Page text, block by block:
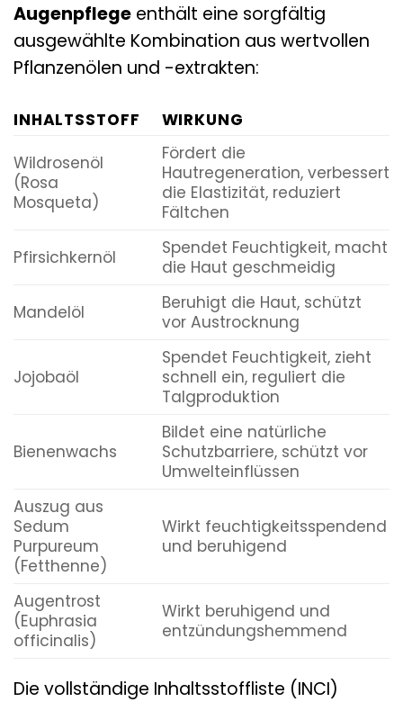
Augenpflege enthält eine sorgfältig
ausgewählte Kombination aus wertvollen
Pflanzenölen und -extrakten:
INHALTSSTOFF
WIRKUNG
Wildrosenöl
(Rosa
Mosqueta)
Fördert die
Hautregeneration, verbessert
die Elastizität, reduziert
Fältchen
Pfirsichkernöl
Spendet Feuchtigkeit, macht
die Haut geschmeidig
Mandelöl
Beruhigt die Haut, schützt
vor Austrocknung
Jojobaöl
Spendet Feuchtigkeit, zieht
schnell ein, reguliert die
Talgproduktion
Bienenwachs
Bildet eine natürliche
Schutzbarriere, schützt vor
Umwelteinflüssen
Auszug aus
Sedum
Purpureum
(Fetthenne)
Wirkt feuchtigkeitsspendend
und beruhigend
Augentrost
(Euphrasia
officinalis)
Wirkt beruhigend und
entzündungshemmend
Die vollständige Inhaltsstoffliste (INCI)